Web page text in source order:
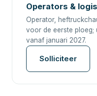
Operators &
Operator,
voor de eerste ploeg;
vanaf januari 2027.
Solliciteer